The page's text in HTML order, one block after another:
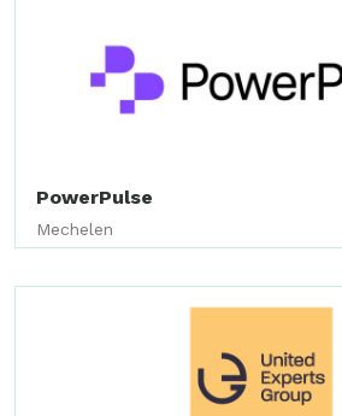
PowerPulse
Mechelen